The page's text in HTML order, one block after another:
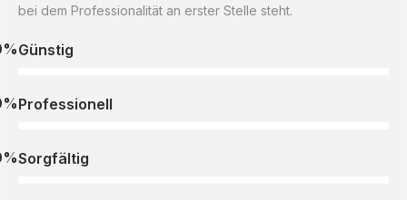
bei dem Professionalität an erster Stelle steht.
Günstig
Professionell
Sorgfältig